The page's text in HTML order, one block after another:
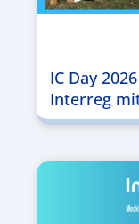
IC Day
Interreg